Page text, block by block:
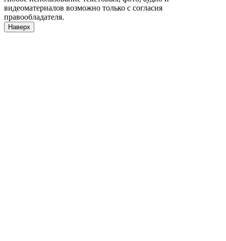
видеоматериалов возможно только с согласия
правообладателя.
Наверх